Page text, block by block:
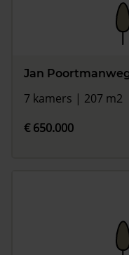
Jan
7 kamers | 207 m2
€ 650.000